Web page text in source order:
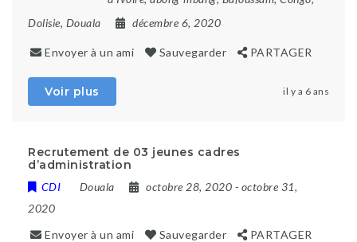
Dolisie, Douala décembre 6, 2020
Envoyer à un ami Sauvegarder PARTAGER
Voir plus il y a 6 ans
Recrutement de 03 jeunes cadres
d’administration
CDI Douala octobre 28, 2020 - octobre 31,
2020
Envoyer à un ami
Sauvegarder PARTAGER